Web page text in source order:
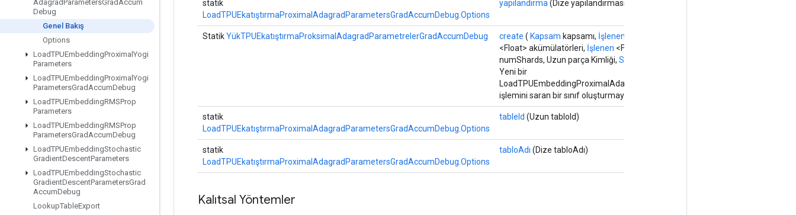
AdagradParametersGradAccum
Debug
Genel Bakış
Options
LoadTPUEmbeddingProximal Yogi
Parameters
LoadTPUEmbeddingProximal Yogi
ParametersGradAccumDebug
LoadTPUEmbeddingRMSProp
Parameters
LoadTPUEmbeddingRMSProp
ParametersGradAccumDebug
LoadTPUEmbeddingStochastic
GradientDescentParameters
LoadTPUEmbeddingStochastic
GradientDescentParametersGrad
AccumDebug
LookupTableExport
statik
LoadTPUEkatıştırmaProximalAdagradParametersGradAccumDebug.Options
yapılandırma (Dize yapılandırması)
StatikYükTPUEkatıştırmaProksimalAdagradParametrelerGradAccumDebug create ( Kapsam kapsamı, İşlenen
<Float> akümülatörleri, İşlenen <Float> degradeAkümülatörleri, Uzun
numShards, Uzun parça Kimliği, Seçenekler...
Yeni bir
LoadTPUEmbeddingProximalAdagradParametersGradAccumDebug
işlemini saran bir sınıf oluşturmaya yönelik fabrika yöntemi.
statik
LoadTPUEkatıştırmaProximalAdagradParametersGradAccumDebug.Options
tableId (Uzun tabloId)
statik
LoadTPUEkatıştırmaProximalAdagradParametersGradAccumDebug.Options
tabloAdı (Dize tabloAdı)
Kalıtsal Yöntemler